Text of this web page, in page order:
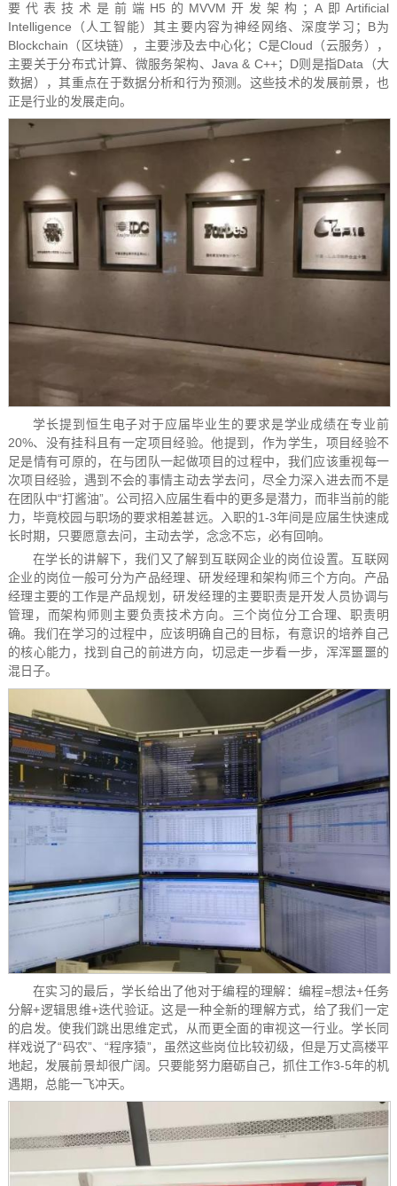
要代表技术是前端H5的MVVM开发架构；A即Artificial
Intelligence（人工智能）其主要内容为神经网络、深度学习；B为
Blockchain（区块链），主要涉及去中心化；C是Cloud（云服务），
主要关于分布式计算、微服务架构、Java & C++；D则是指Data（大
数据），其重点在于数据分析和行为预测。这些技术的发展前景，也
正是行业的发展走向。
学长提到恒生电子对于应届毕业生的要求是学业成绩在专业前
20%、没有挂科且有一定项目经验。他提到，作为学生，项目经验不
足是情有可原的，在与团队一起做项目的过程中，我们应该重视每一
次项目经验，遇到不会的事情主动去学去问，尽全力深入进去而不是
在团队中“打酱油”。公司招入应届生看中的更多是潜力，而非当前的能
力，毕竟校园与职场的要求相差甚远。入职的1-3年间是应届生快速成
长时期，只要愿意去问，主动去学，念念不忘，必有回响。
在学长的讲解下，我们又了解到互联网企业的岗位设置。互联网
企业的岗位一般可分为产品经理、研发经理和架构师三个方向。产品
经理主要的工作是产品规划，研发经理的主要职责是开发人员协调与
管理，而架构师则主要负责技术方向。三个岗位分工合理、职责明
确。我们在学习的过程中，应该明确自己的目标，有意识的培养自己
的核心能力，找到自己的前进方向，切忌走一步看一步，浑浑噩噩的
混日子。
在实习的最后，学长给出了他对于编程的理解：编程=想法+任务
分解+逻辑思维+迭代验证。这是一种全新的理解方式，给了我们一定
的启发。使我们跳出思维定式，从而更全面的审视这一行业。学长同
样戏说了“码农”、“程序猿”，虽然这些岗位比较初级，但是万丈高楼平
地起，发展前景却很广阔。只要能努力磨砺自己，抓住工作3-5年的机
遇期，总能一飞冲天。